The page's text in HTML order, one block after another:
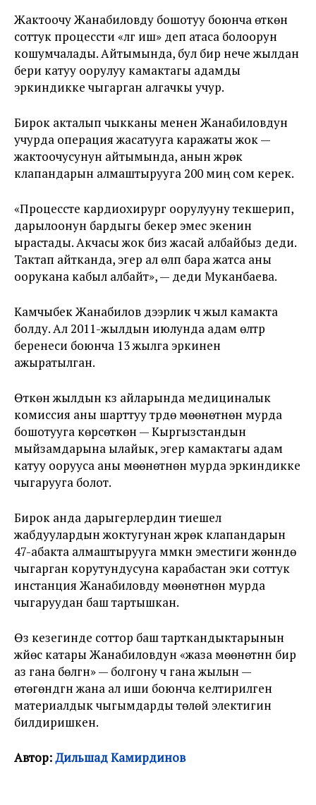
Жактоочу Жанабиловду бошотуу боюнча өткөн
соттук процессти «үлгү иш» деп атаса болоорун
кошумчалады. Айтымында, бул бир нече жылдан
бери катуу оорулуу камактагы адамды
эркиндикке чыгарган алгачкы учур.
Бирок акталып чыкканы менен Жанабиловдун
учурда операция жасатууга каражаты жок —
жактоочусунун айтымында, анын жүрөк
клапандарын алмаштырууга 200 миң сом керек.
«Процессте кардиохирург оорулууну текшерип,
дарылоонун бардыгы бекер эмес экенин
ырастады. Акчасы жок биз жасай албайбыз деди.
Тактап айтканда, эгер ал өлүп бара жатса аны
оорукана кабыл албайт», — деди Муканбаева.
Камчыбек Жанабилов дээрлик үч жыл камакта
болду. Ал 2011-жылдын июлунда адам өлтүрүү
беренеси боюнча 13 жылга эркинен
ажыратылган.
Өткөн жылдын күз айларында медициналык
комиссия аны шарттуу түрдө мөөнөтүнөн мурда
бошотууга көрсөткөн — Кыргызстандын
мыйзамдарына ылайык, эгер камактагы адам
катуу оорууса аны мөөнөтүнөн мурда эркиндикке
чыгарууга болот.
Бирок анда дарыгерлердин тиешелүү
жабдуулардын жоктугунан жүрөк клапандарын
47-абакта алмаштырууга мүмкүн эместиги жөнүндө
чыгарган корутундусуна карабастан эки соттук
инстанция Жанабиловду мөөнөтүнөн мурда
чыгаруудан баш тартышкан.
Өз кезегинде соттор баш тарткандыктарынын
жүйөсү катары Жанабиловдун «жаза мөөнөтүнүн бир
аз гана бөлүгүн» — болгону үч гана жылын —
өтөгөндүгүн жана ал иши боюнча келтирилген
материалдык чыгымдарды төлөй электигин
билдиришкен.
Автор:Дильшад Камирдинов